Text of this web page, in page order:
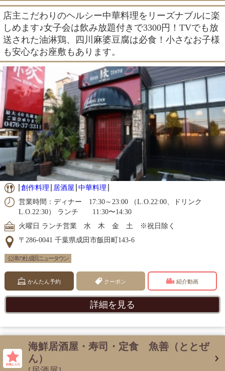
店主こだわりのヘルシー中華料理をリーズナブルに楽
しめます♪女子会は飲み放題付きで3300円！TVでも放
送された油淋鶏、四川麻婆豆腐は必食！小さなお子様
も安心なお座敷もあります。
創作料理 居酒屋 中華料理
営業時間：ディナー 17:30～23:00 （L.O.22:00、ドリンク
L.O.22:30） ランチ 11:30〜14:30
火曜日 ランチ営業 水 木 金 土 ※祝日除く
〒286-0041 千葉県成田市飯田町143-6
公津の杜 成田ニュータウン
かんたん予約 クーポン 紹介動画
詳細を見る
海鮮居酒屋・寿司・定食 魚善（ととぜ
ん）